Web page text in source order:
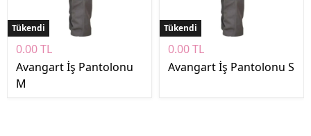
Tükendi
0.00 TL
Avangart İş Pantolonu
M
Tükendi
0.00 TL
Avangart İş Pantolonu S